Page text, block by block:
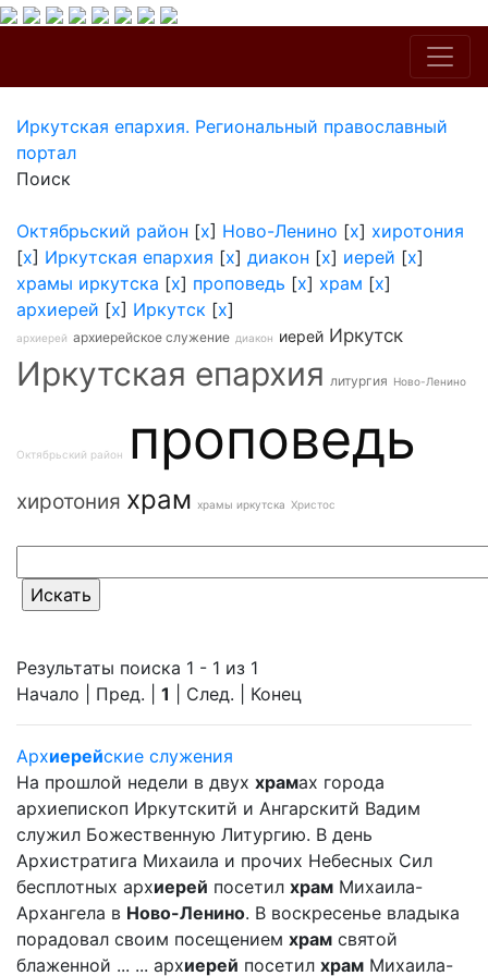
Иркутская епархия. Региональный православный
портал
Поиск
Октябрьский район [x] Ново-Ленино [x] хиротония
[x] Иркутская епархия [x] диакон [x] иерей [x]
храмы иркутска [x] проповедь [x] храм [x]
архиерей [x] Иркутск [x]
архиерей архиерейское служение диакон иерей Иркутск
Иркутская епархия литургия Ново-Ленино
Октябрьский район проповедь
хиротония храм храмы иркутска Христос
Результаты поиска 1 - 1 из 1
Начало | Пред. | 1 | След. | Конец
Архиерейские служения
На прошлой недели в двух храмах города
архиепископ Иркутскитй и Ангарскитй Вадим
служил Божественную Литургию. В день
Архистратига Михаила и прочих Небесных Сил
бесплотных архиерей посетил храм Михаила-
Архангела в Ново-Ленино. В воскресенье владыка
порадовал своим посещением храм святой
блаженной ... ... архиерей посетил храм Михаила-